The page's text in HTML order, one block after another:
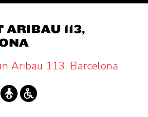
ARIBAU 113,
Aribau 113, Barcelona